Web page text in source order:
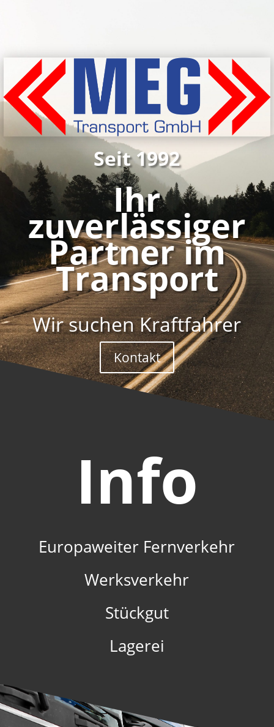
Seit 1992
Ihr
zuverlässiger
Partner im
Transport
Wir suchen Kraftfahrer
Kontakt
Info
Europaweiter Fernverkehr
Werksverkehr
Stückgut
Lagerei